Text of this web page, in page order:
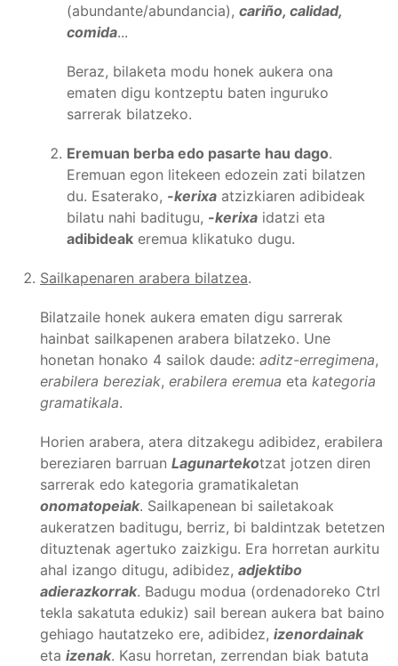
(abundante/abundancia), cariño, calidad,
comida...
Beraz, bilaketa modu honek aukera ona
ematen digu kontzeptu baten inguruko
sarrerak bilatzeko.
Eremuan berba edo pasarte hau dago.
Eremuan egon litekeen edozein zati bilatzen
du. Esaterako, -kerixa atzizkiaren adibideak
bilatu nahi baditugu, -kerixa idatzi eta
adibideak eremua klikatuko dugu.
Sailkapenaren arabera bilatzea.
Bilatzaile honek aukera ematen digu sarrerak
hainbat sailkapenen arabera bilatzeko. Une
honetan honako 4 sailok daude: aditz-erregimena,
erabilera bereziak, erabilera eremua eta kategoria
gramatikala.
Horien arabera, atera ditzakegu adibidez, erabilera
bereziaren barruan Lagunartekotzat jotzen diren
sarrerak edo kategoria gramatikaletan
onomatopeiak. Sailkapenean bi sailetakoak
aukeratzen baditugu, berriz, bi baldintzak betetzen
dituztenak agertuko zaizkigu. Era horretan aurkitu
ahal izango ditugu, adibidez, adjektibo
adierazkorrak. Badugu modua (ordenadoreko Ctrl
tekla sakatuta edukiz) sail berean aukera bat baino
gehiago hautatzeko ere, adibidez, izenordainak
eta izenak. Kasu horretan, zerrendan biak batuta